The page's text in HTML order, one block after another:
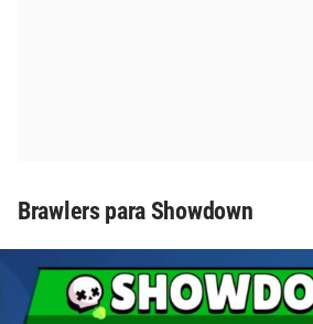
Brawlers para Showdown